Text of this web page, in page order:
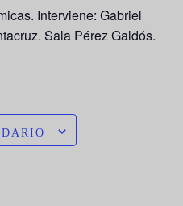
Interviene: Gabriel
z. Sala Pérez Galdós.